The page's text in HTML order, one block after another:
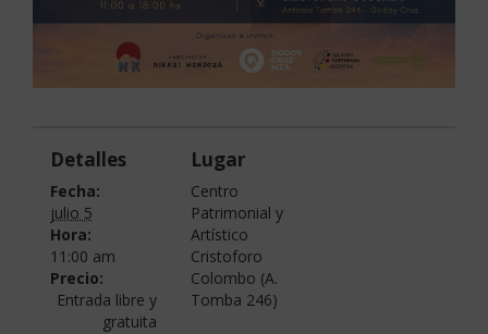
Detalles
Fecha:
julio 5
Hora:
11:00 am
Precio:
Entrada libre y
gratuita
Lugar
Centro
Patrimonial y
Artístico
Cristoforo
Colombo (A.
Tomba 246)